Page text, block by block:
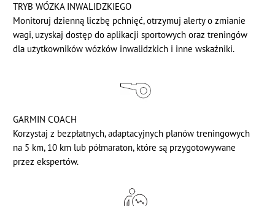
TRYB WÓZKA INWALIDZKIEGO
Monitoruj dzienną liczbę pchnięć, otrzymuj alerty o zmianie
wagi, uzyskaj dostęp do aplikacji sportowych oraz treningów
dla użytkowników wózków inwalidzkich i inne wskaźniki.
GARMIN COACH
Korzystaj z bezpłatnych, adaptacyjnych planów treningowych
na 5 km, 10 km lub półmaraton, które są przygotowywane
przez ekspertów.